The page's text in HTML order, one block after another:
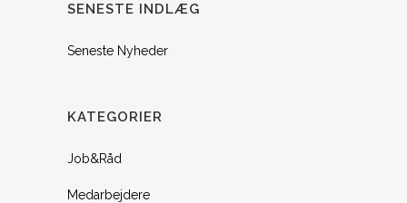
SENESTE INDLÆG
Seneste Nyheder
KATEGORIER
Job&Råd
Medarbejdere